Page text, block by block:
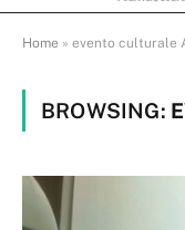
Home » evento culturale
BROWSING: